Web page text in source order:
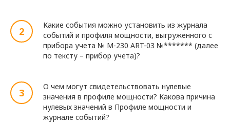
Какие события можно установить из журнала
событий и профиля мощности, выгруженного с
прибора учета № М-230 ART-03 №******* (далее
по тексту – прибор учета)?
О чем могут свидетельствовать нулевые
значения в профиле мощности? Какова причина
нулевых значений в Профиле мощности и
журнале событий?